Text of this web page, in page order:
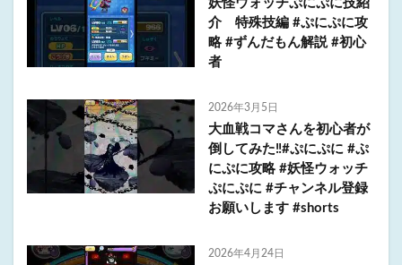
妖怪ウォッチぷにぷに技紹
介 特殊技編 #ぷにぷに攻
略 #ずんだもん解説 #初心
者
2026年3月5日
大血戦コマさんを初心者が
倒してみた‼️#ぷにぷに #ぷ
にぷに攻略 #妖怪ウォッチ
ぷにぷに #チャンネル登録
お願いします #shorts
2026年4月24日